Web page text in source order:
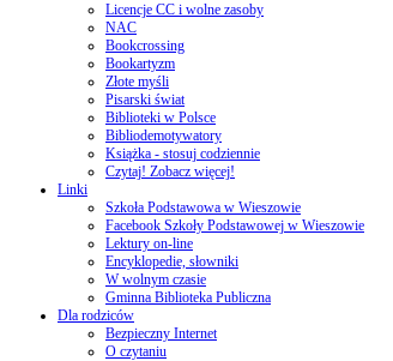
Licencje CC i wolne zasoby
NAC
Bookcrossing
Bookartyzm
Złote myśli
Pisarski świat
Biblioteki w Polsce
Bibliodemotywatory
Książka - stosuj codziennie
Czytaj! Zobacz więcej!
Linki
Szkoła Podstawowa w Wieszowie
Facebook Szkoły Podstawowej w Wieszowie
Lektury on-line
Encyklopedie, słowniki
W wolnym czasie
Gminna Biblioteka Publiczna
Dla rodziców
Bezpieczny Internet
O czytaniu